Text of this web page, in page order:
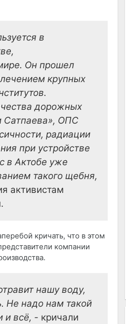
в
Он прошел
крупных
дорожных
Сатпаева», ОПС
радиации
при устройстве
в Актобе уже
такого щебня,
активистам
кричать, что в этом
компании
нашу воду,
Не надо нам такой
и всё, - кричали